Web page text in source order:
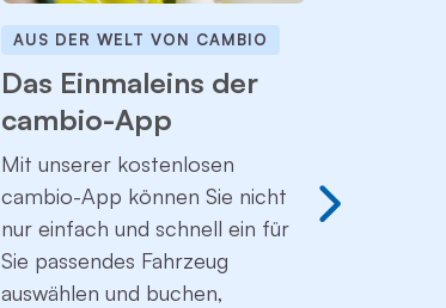
AUS DER WELT VON CAMBIO
Das Einmaleins der
cambio-App
Mit unserer kostenlosen
cambio-App können Sie nicht
nur einfach und schnell ein für
Sie passendes Fahrzeug
auswählen und buchen,